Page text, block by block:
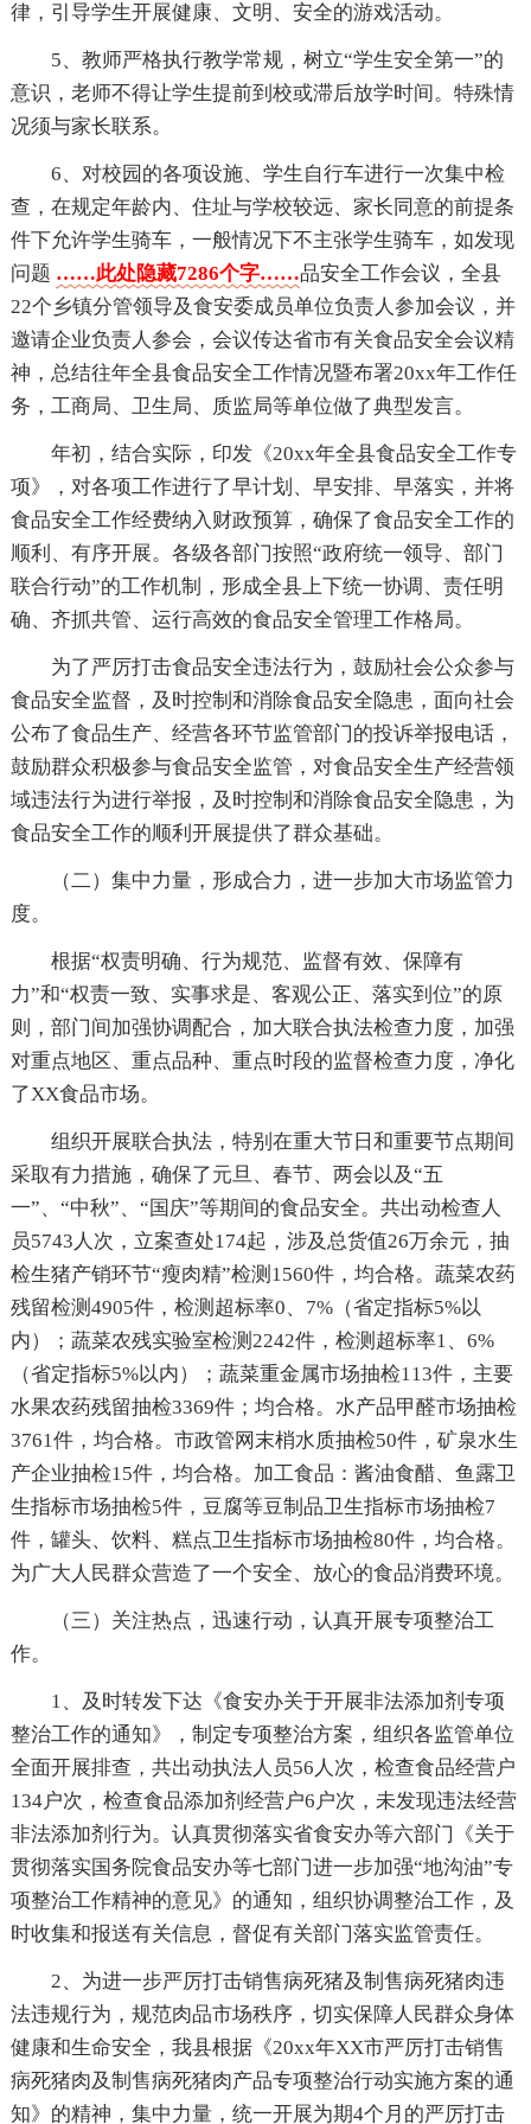
律，引导学生开展健康、文明、安全的游戏活动。
5、教师严格执行教学常规，树立“学生安全第一”的
意识，老师不得让学生提前到校或滞后放学时间。特殊情
况须与家长联系。
6、对校园的各项设施、学生自行车进行一次集中检
查，在规定年龄内、住址与学校较远、家长同意的前提条
件下允许学生骑车，一般情况下不主张学生骑车，如发现
问题 ……此处隐藏7286个字……品安全工作会议，全县
22个乡镇分管领导及食安委成员单位负责人参加会议，并
邀请企业负责人参会，会议传达省市有关食品安全会议精
神，总结往年全县食品安全工作情况暨布署20xx年工作任
务，工商局、卫生局、质监局等单位做了典型发言。
年初，结合实际，印发《20xx年全县食品安全工作专
项》，对各项工作进行了早计划、早安排、早落实，并将
食品安全工作经费纳入财政预算，确保了食品安全工作的
顺利、有序开展。各级各部门按照“政府统一领导、部门
联合行动”的工作机制，形成全县上下统一协调、责任明
确、齐抓共管、运行高效的食品安全管理工作格局。
为了严厉打击食品安全违法行为，鼓励社会公众参与
食品安全监督，及时控制和消除食品安全隐患，面向社会
公布了食品生产、经营各环节监管部门的投诉举报电话，
鼓励群众积极参与食品安全监管，对食品安全生产经营领
域违法行为进行举报，及时控制和消除食品安全隐患，为
食品安全工作的顺利开展提供了群众基础。
（二）集中力量，形成合力，进一步加大市场监管力
度。
根据“权责明确、行为规范、监督有效、保障有
力”和“权责一致、实事求是、客观公正、落实到位”的原
则，部门间加强协调配合，加大联合执法检查力度，加强
对重点地区、重点品种、重点时段的监督检查力度，净化
了XX食品市场。
组织开展联合执法，特别在重大节日和重要节点期间
采取有力措施，确保了元旦、春节、两会以及“五
一”、“中秋”、“国庆”等期间的食品安全。共出动检查人
员5743人次，立案查处174起，涉及总货值26万余元，抽
检生猪产销环节“瘦肉精”检测1560件，均合格。蔬菜农药
残留检测4905件，检测超标率0、7%（省定指标5%以
内）；蔬菜农残实验室检测2242件，检测超标率1、6%
（省定指标5%以内）；蔬菜重金属市场抽检113件，主要
水果农药残留抽检3369件；均合格。水产品甲醛市场抽检
3761件，均合格。市政管网末梢水质抽检50件，矿泉水生
产企业抽检15件，均合格。加工食品：酱油食醋、鱼露卫
生指标市场抽检5件，豆腐等豆制品卫生指标市场抽检7
件，罐头、饮料、糕点卫生指标市场抽检80件，均合格。
为广大人民群众营造了一个安全、放心的食品消费环境。
（三）关注热点，迅速行动，认真开展专项整治工
作。
1、及时转发下达《食安办关于开展非法添加剂专项
整治工作的通知》，制定专项整治方案，组织各监管单位
全面开展排查，共出动执法人员56人次，检查食品经营户
134户次，检查食品添加剂经营户6户次，未发现违法经营
非法添加剂行为。认真贯彻落实省食安办等六部门《关于
贯彻落实国务院食品安办等七部门进一步加强“地沟油”专
项整治工作精神的意见》的通知，组织协调整治工作，及
时收集和报送有关信息，督促有关部门落实监管责任。
2、为进一步严厉打击销售病死猪及制售病死猪肉违
法违规行为，规范肉品市场秩序，切实保障人民群众身体
健康和生命安全，我县根据《20xx年XX市严厉打击销售
病死猪肉及制售病死猪肉产品专项整治行动实施方案的通
知》的精神，集中力量，统一开展为期4个月的严厉打击